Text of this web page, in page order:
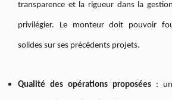
transparence et la rigueur dans la
privilégier. Le monteur doit pouvoir
solides sur ses précédents projets.
Qualité des opérations proposées :